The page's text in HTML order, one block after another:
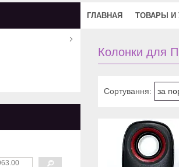
ГЛАВНАЯ ТОВАРЫ И
Колонки для